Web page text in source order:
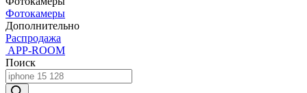
Фотокамеры
Дополнительно
Распродажа
APP-ROOM
Поиск
Поиск
товаров